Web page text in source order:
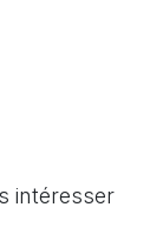
intéresser